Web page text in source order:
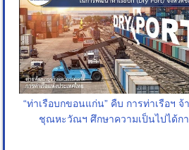
“ท่าเรือบกขอนแก่น” คืบ การท่าเรือฯ
ชุณหะวัณฯ ศึกษาความเป็นไปได้ก